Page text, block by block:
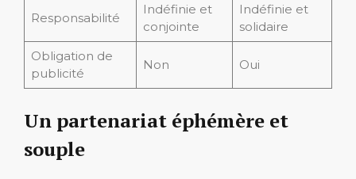
Responsabilité
Indéfinie et
conjointe
Indéfinie et
solidaire
Obligation de
publicité
Non Oui
Un partenariat éphémère et
souple